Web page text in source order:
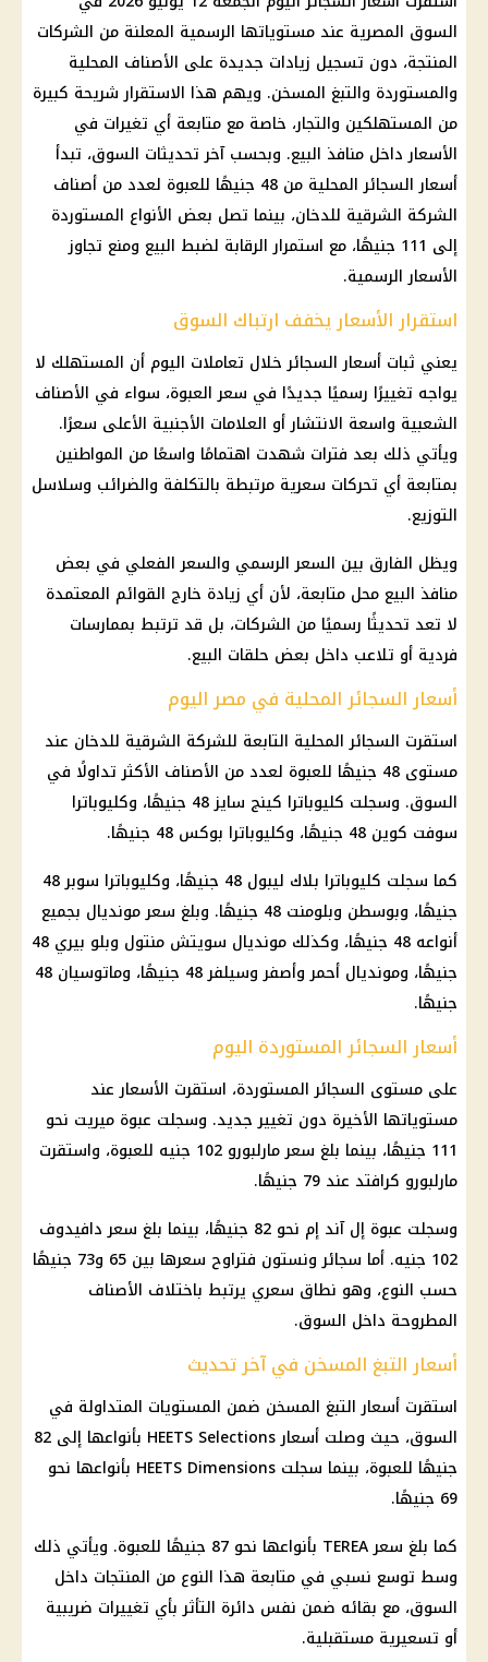
السوق المصرية عند مستوياتها الرسمية المعلنة من الشركات
المنتجة، دون تسجيل زيادات جديدة على الأصناف المحلية
والمستوردة والتبغ المسخن. ويهم هذا الاستقرار شريحة كبيرة
من المستهلكين والتجار، خاصة مع متابعة أي تغيرات في
الأسعار داخل منافذ البيع. وبحسب آخر تحديثات السوق، تبدأ
أسعار السجائر المحلية من 48 جنيهًا للعبوة لعدد من أصناف
الشركة الشرقية للدخان، بينما تصل بعض الأنواع المستوردة
إلى 111 جنيهًا، مع استمرار الرقابة لضبط البيع ومنع تجاوز
الأسعار الرسمية.
استقرار الأسعار يخفف ارتباك السوق
يعني ثبات أسعار السجائر خلال تعاملات اليوم أن المستهلك لا
يواجه تغييرًا رسميًا جديدًا في سعر العبوة، سواء في الأصناف
الشعبية واسعة الانتشار أو العلامات الأجنبية الأعلى سعرًا.
ويأتي ذلك بعد فترات شهدت اهتمامًا واسعًا من المواطنين
بمتابعة أي تحركات سعرية مرتبطة بالتكلفة والضرائب وسلاسل
التوزيع.
ويظل الفارق بين السعر الرسمي والسعر الفعلي في بعض
منافذ البيع محل متابعة، لأن أي زيادة خارج القوائم المعتمدة
لا تعد تحديثًا رسميًا من الشركات، بل قد ترتبط بممارسات
فردية أو تلاعب داخل بعض حلقات البيع.
أسعار السجائر المحلية في مصر اليوم
استقرت السجائر المحلية التابعة للشركة الشرقية للدخان عند
مستوى 48 جنيهًا للعبوة لعدد من الأصناف الأكثر تداولًا في
السوق. وسجلت كليوباترا كينج سايز 48 جنيهًا، وكليوباترا
سوفت كوين 48 جنيهًا، وكليوباترا بوكس 48 جنيهًا.
كما سجلت كليوباترا بلاك ليبول 48 جنيهًا، وكليوباترا سوبر 48
جنيهًا، وبوسطن وبلومنت 48 جنيهًا. وبلغ سعر مونديال بجميع
أنواعه 48 جنيهًا، وكذلك مونديال سويتش منتول وبلو بيري 48
جنيهًا، ومونديال أحمر وأصفر وسيلفر 48 جنيهًا، وماتوسيان 48
جنيهًا.
أسعار السجائر المستوردة اليوم
على مستوى السجائر المستوردة، استقرت الأسعار عند
مستوياتها الأخيرة دون تغيير جديد. وسجلت عبوة ميريت نحو
111 جنيهًا، بينما بلغ سعر مارلبورو 102 جنيه للعبوة، واستقرت
مارلبورو كرافتد عند 79 جنيهًا.
وسجلت عبوة إل آند إم نحو 82 جنيهًا، بينما بلغ سعر دافيدوف
102 جنيه. أما سجائر ونستون فتراوح سعرها بين 65 و73 جنيهًا
حسب النوع، وهو نطاق سعري يرتبط باختلاف الأصناف
المطروحة داخل السوق.
أسعار التبغ المسخن في آخر تحديث
استقرت أسعار التبغ المسخن ضمن المستويات المتداولة في
السوق، حيث وصلت أسعار HEETS Selections بأنواعها إلى 82
جنيهًا للعبوة، بينما سجلت HEETS Dimensions بأنواعها نحو
69 جنيهًا.
كما بلغ سعر TEREA بأنواعها نحو 87 جنيهًا للعبوة. ويأتي ذلك
وسط توسع نسبي في متابعة هذا النوع من المنتجات داخل
السوق، مع بقائه ضمن نفس دائرة التأثر بأي تغييرات ضريبية
أو تسعيرية مستقبلية.